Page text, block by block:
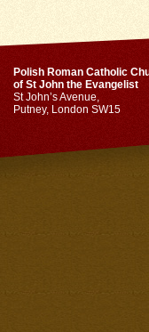
Polish Roman Catholic
of St John the Evangelist
St John’s Avenue,
Putney, London SW15